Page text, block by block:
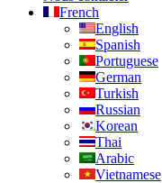
French
English
Spanish
Portuguese
German
Turkish
Russian
Korean
Thai
Arabic
Vietnamese